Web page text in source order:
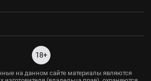
18+
на данном сайте материалы являются